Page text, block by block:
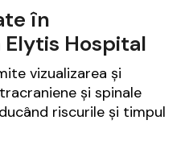
în
Hospital
vizualizarea și
și spinale
riscurile și timpul